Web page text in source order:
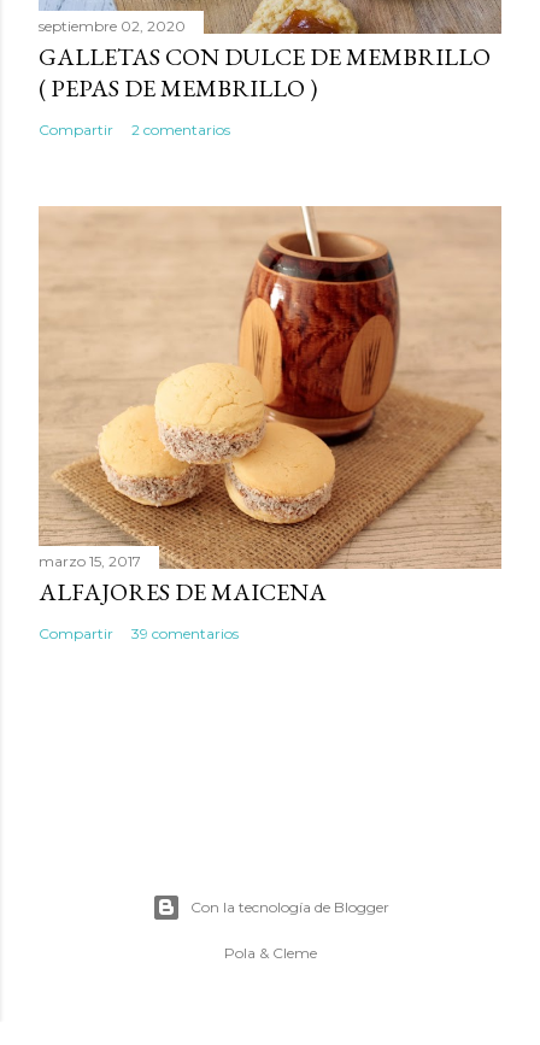
septiembre 02, 2020
GALLETAS CON DULCE DE MEMBRILLO
( PEPAS DE MEMBRILLO )
Compartir 2 comentarios
marzo 15, 2017
ALFAJORES DE MAICENA
Compartir 39 comentarios
Con la tecnología de Blogger
Pola & Cleme